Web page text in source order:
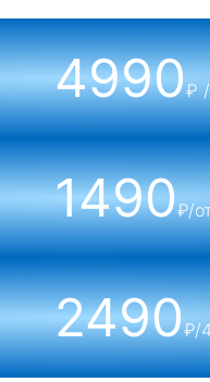
4990₽ /
1490₽/
2490₽/